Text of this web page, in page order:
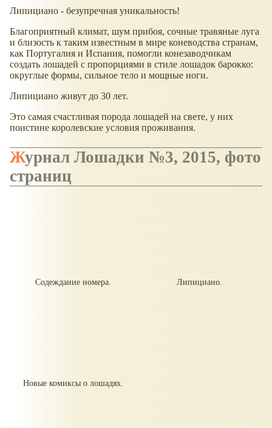
Липициано - безупречная уникальность!
Благоприятный климат, шум прибоя, сочные травяные луга
и близость к таким известным в мире коневодства странам,
как Португалия и Испания, помогли конезаводчикам
создать лошадей с пропорциями в стиле лошадок барокко:
округлые формы, сильное тело и мощные ноги.
Липициано живут до 30 лет.
Это самая счастливая порода лошадей на свете, у них
поистине королевские условия проживания.
Журнал Лошадки №3, 2015, фото
страниц
Содеждание номера. Липициано.
Новые комиксы о лошадях.